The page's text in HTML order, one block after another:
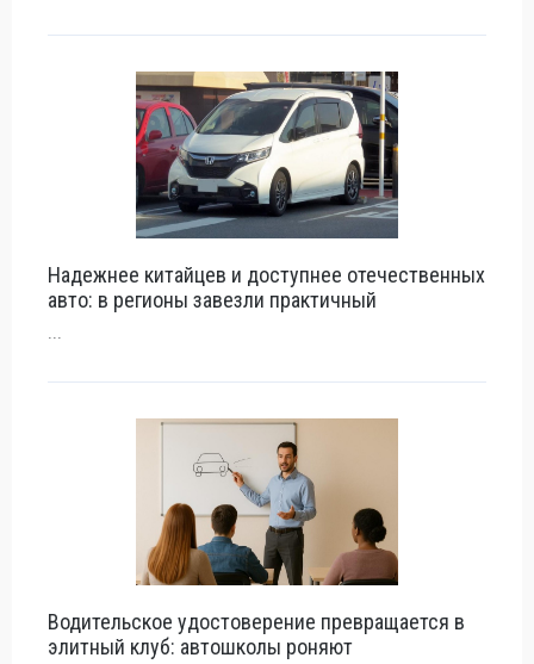
Надежнее китайцев и доступнее отечественных
авто: в регионы завезли практичный
...
Водительское удостоверение превращается в
элитный клуб: автошколы роняют